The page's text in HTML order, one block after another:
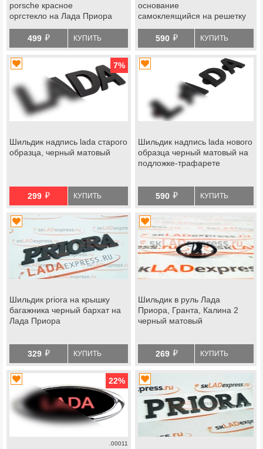
porsche красное
оргстекло на Лада Приора
499 й КУПИТЬ
основание
самоклеящийся на решетку
Приора, решетку и крышку
багажника Гранта, Калина 2
590 й КУПИТЬ
7%
Шильдик надпись lada старого
образца, черный матовый
299 й КУПИТЬ
Шильдик надпись lada нового
образца черный матовый на
подложке-трафарете
590 й КУПИТЬ
Шильдик priora на крышку
багажника черный бархат на
Лада Приора
329 й КУПИТЬ
Шильдик в руль Лада
Приора, Гранта, Калина 2
черный матовый
269 й КУПИТЬ
22%
.00011